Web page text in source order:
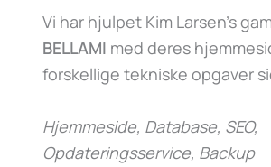
Vi har hjulpet Kim Larsen’s
BELLAMI med deres
forskellige tekniske opgaver
Hjemmeside, Database, SEO,
Opdateringsservice, Backup